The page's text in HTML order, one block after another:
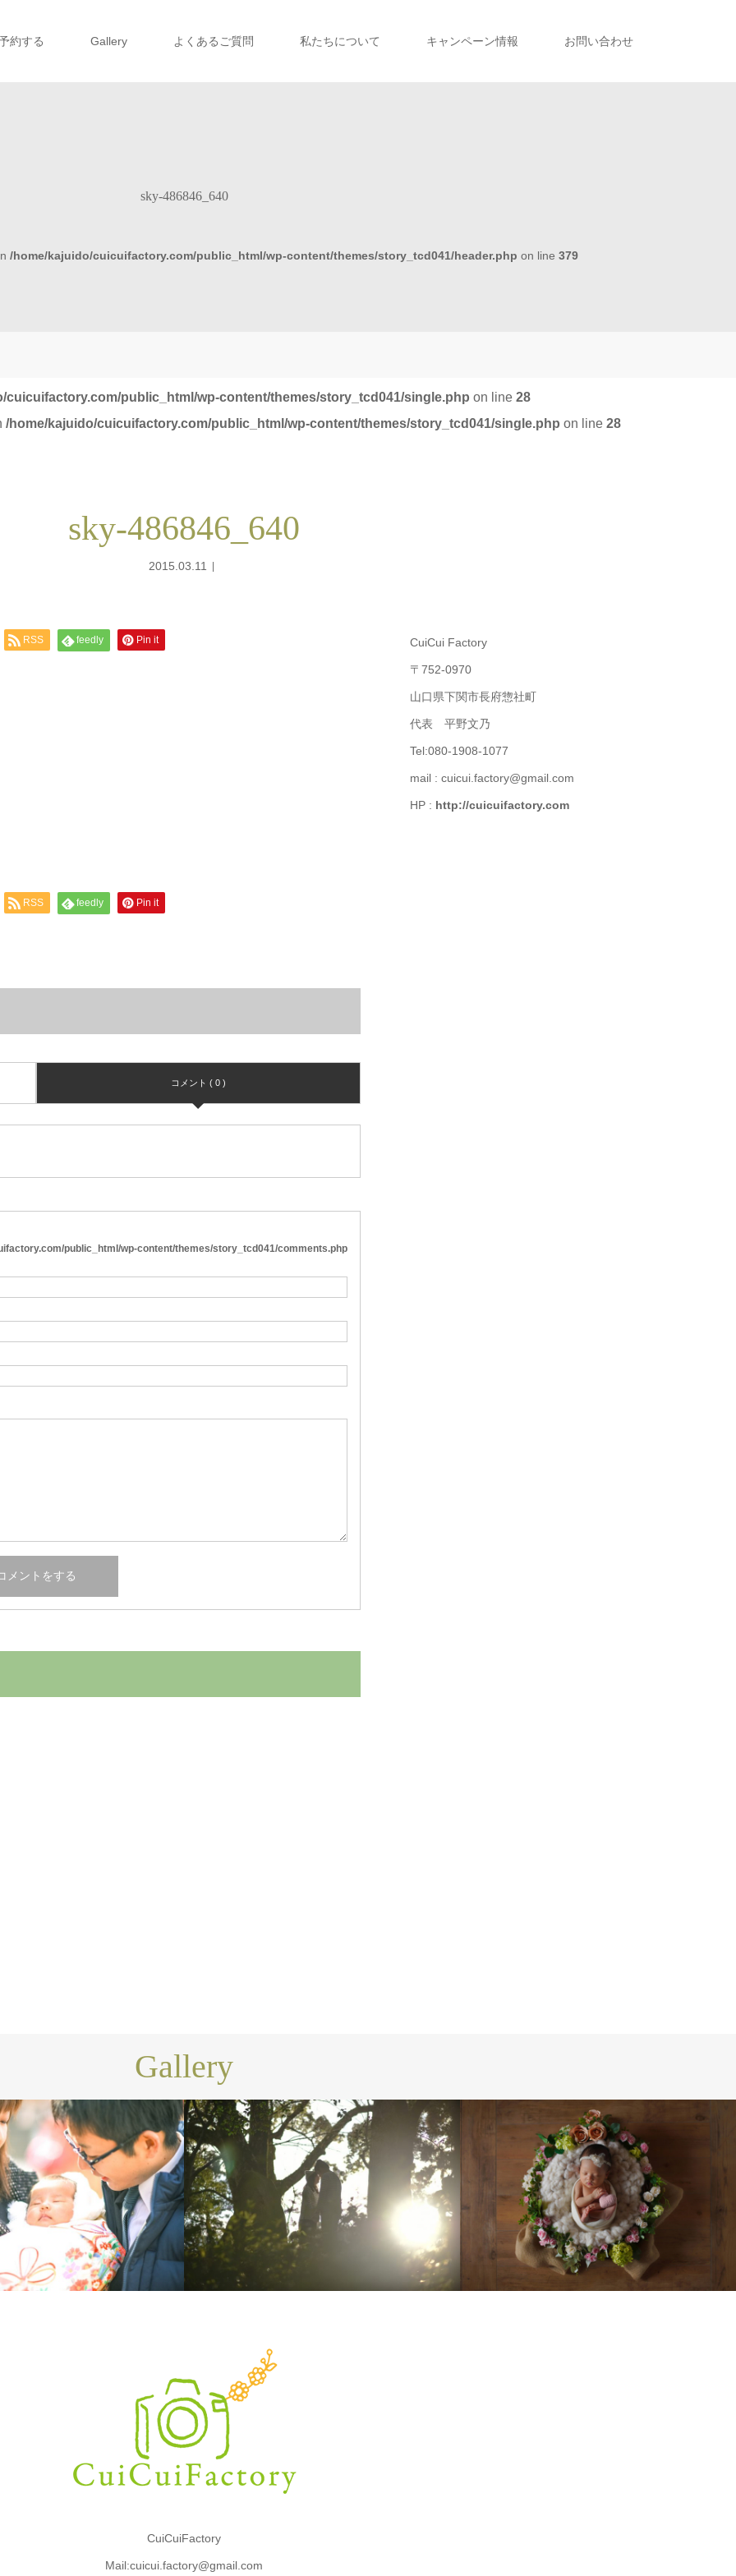
約する Gallery よくあるご質問 私たちについて キャンペーン情報 お問い合わせ
sky-486846_640
/home/kajuido/cuicuifactory.com/public_html/wp-content/themes/story_tcd041/header.php on line 379
cuicuifactory.com/public_html/wp-content/themes/story_tcd041/single.php on line 28
/home/kajuido/cuicuifactory.com/public_html/wp-content/themes/story_tcd041/single.php on line 28
sky-486846_640
2015.03.11
RSS feedly Pin it
RSS feedly Pin it
コメント ( 0 )
public_html/wp-content/themes/story_tcd041/comments.php
CuiCui Factory
〒752-0970
山口県下関市長府惣社町
代表 平野文乃
Tel:080-1908-1077
mail : cuicui.factory@gmail.com
HP : http://cuicuifactory.com
Gallery
CuiCuiFactory
Mail:cuicui.factory@gmail.com